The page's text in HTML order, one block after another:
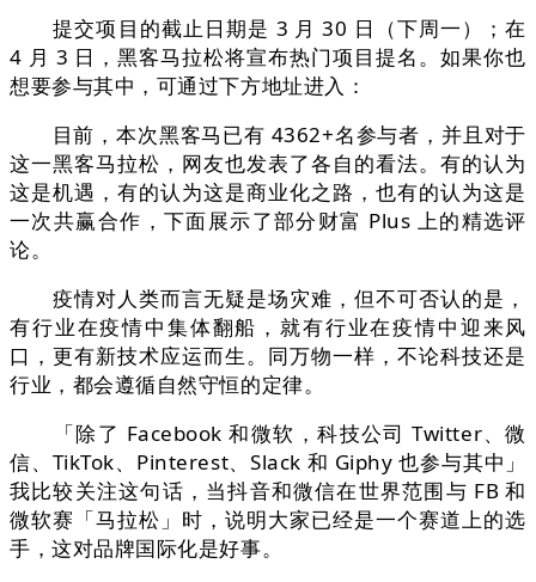
提交项目的截止日期是 3 月 30 日（下周一）；在
4 月 3 日，黑客马拉松将宣布热门项目提名。如果你也
想要参与其中，可通过下方地址进入：
目前，本次黑客马已有 4362+名参与者，并且对于
这一黑客马拉松，网友也发表了各自的看法。有的认为
这是机遇，有的认为这是商业化之路，也有的认为这是
一次共赢合作，下面展示了部分财富 Plus 上的精选评
论。
疫情对人类而言无疑是场灾难，但不可否认的是，
有行业在疫情中集体翻船，就有行业在疫情中迎来风
口，更有新技术应运而生。同万物一样，不论科技还是
行业，都会遵循自然守恒的定律。
「除了 Facebook 和微软，科技公司 Twitter、微
信、TikTok、Pinterest、Slack 和 Giphy 也参与其中」
我比较关注这句话，当抖音和微信在世界范围与 FB 和
微软赛「马拉松」时，说明大家已经是一个赛道上的选
手，这对品牌国际化是好事。